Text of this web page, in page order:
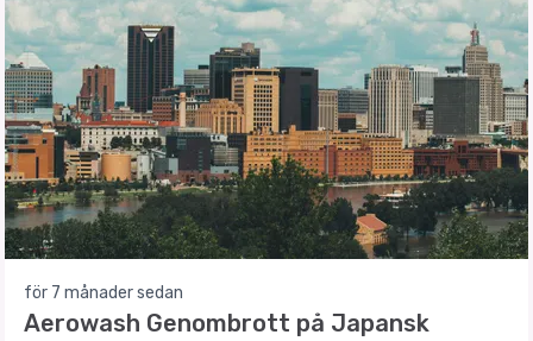
för 7 månader sedan
Aerowash Genombrott på Japansk